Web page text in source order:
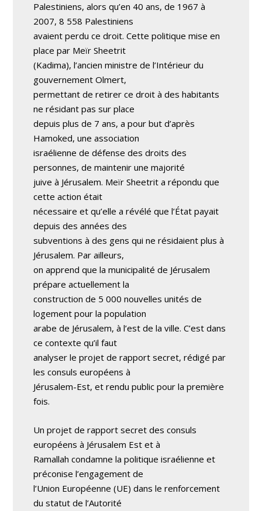
Palestiniens, alors qu’en 40 ans, de 1967 à
2007, 8 558 Palestiniens
avaient perdu ce droit. Cette politique mise en
place par Meïr Sheetrit
(Kadima), l’ancien ministre de l’Intérieur du
gouvernement Olmert,
permettant de retirer ce droit à des habitants
ne résidant pas sur place
depuis plus de 7 ans, a pour but d’après
Hamoked, une association
israélienne de défense des droits des
personnes, de maintenir une majorité
juive à Jérusalem. Meïr Sheetrit a répondu que
cette action était
nécessaire et qu’elle a révélé que l’État payait
depuis des années des
subventions à des gens qui ne résidaient plus à
Jérusalem. Par ailleurs,
on apprend que la municipalité de Jérusalem
prépare actuellement la
construction de 5 000 nouvelles unités de
logement pour la population
arabe de Jérusalem, à l’est de la ville. C’est dans
ce contexte qu’il faut
analyser le projet de rapport secret, rédigé par
les consuls européens à
Jérusalem-Est, et rendu public pour la première
fois.
Un projet de rapport secret des consuls
européens à Jérusalem Est et à
Ramallah condamne la politique israélienne et
préconise l’engagement de
l’Union Européenne (UE) dans le renforcement
du statut de l’Autorité